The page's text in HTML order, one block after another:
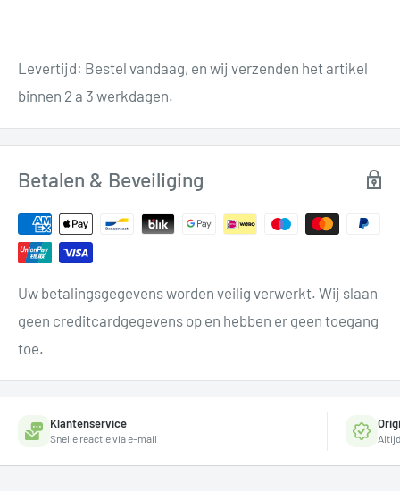
Levertijd: Bestel vandaag, en wij verzenden het artikel
binnen 2 a 3 werkdagen.
Betalen & Beveiliging
Uw betalingsgegevens worden veilig verwerkt. Wij slaan
geen creditcardgegevens op en hebben er geen toegang
toe.
Klantenservice
Snelle reactie via e-mail